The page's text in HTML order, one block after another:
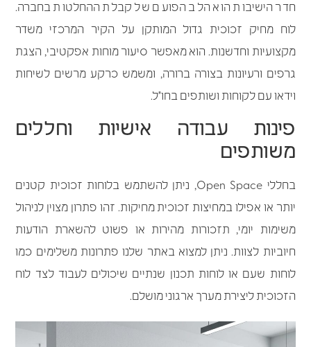
חדר הישיבות הוא הלב הפועם של קבלת ההחלטות בחברה.
לוח מחיק זכוכית גדול המותקן על הקיר המרכזי משדר
מקצועיות וחדשנות. הוא מאפשר סיעור מוחות אפקטיבי, הצגת
גרפים ורעיונות בצורה ברורה, ומשמש כרקע מרשים לשיחות
וידאו עם לקוחות ושותפים בחו"ל.
פינות עבודה אישיות וחללים
משותפים
בחללי Open Space, ניתן להשתמש בלוחות זכוכית קטנים
יותר או אפילו במחיצות זכוכית מחיקות. זהו פתרון מצוין לניהול
משימות יומי, תזכורות מהירות או פשוט להשארת הודעות
חיוביות לצוות. ניתן למצוא באתר שלנו פתרונות משלימים כמו
לוחות שעם או לוחות תכנון שנתיים שיכולים לעבוד לצד לוח
הזכוכית ליצירת מערך ארגוני מושלם.